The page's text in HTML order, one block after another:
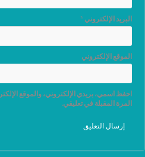
البريد الإلكتروني*
الموقع الإلكتروني
احفظ اسمي، بريدي الإلكتروني، والموقع
المرة المقبلة في تعليقي.